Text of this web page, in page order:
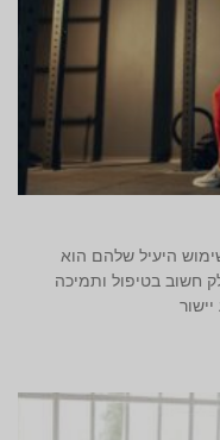
היעיל שלהם הוא
חשוב בטיפול ותמיכה